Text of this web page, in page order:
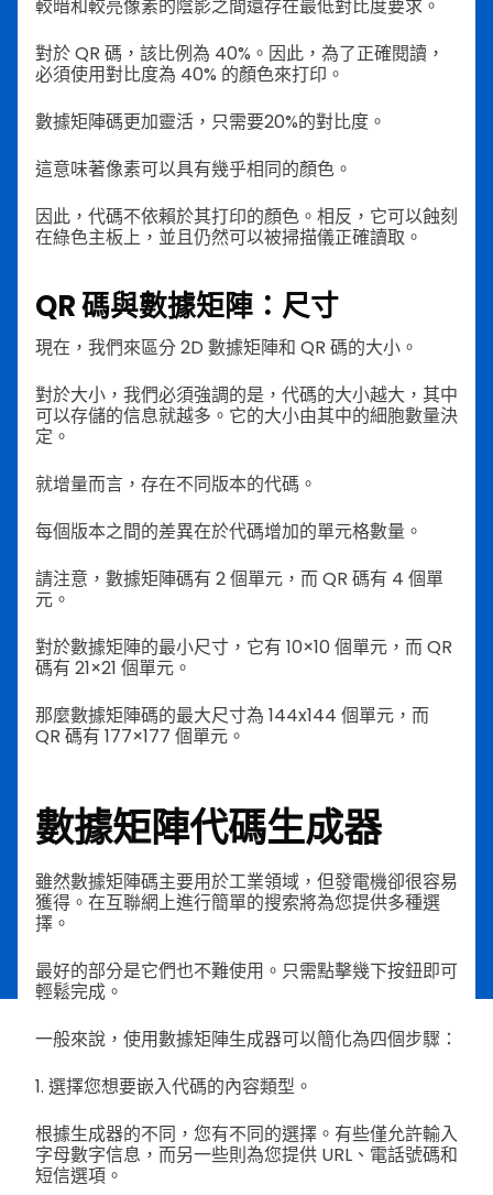
較暗和較亮像素的陰影之間還存在最低對比度要求。
對於 QR 碼，該比例為 40%。因此，為了正確閱讀，
必須使用對比度為 40% 的顏色來打印。
數據矩陣碼更加靈活，只需要20%的對比度。
這意味著像素可以具有幾乎相同的顏色。
因此，代碼不依賴於其打印的顏色。相反，它可以蝕刻
在綠色主板上，並且仍然可以被掃描儀正確讀取。
QR 碼與數據矩陣：尺寸
現在，我們來區分 2D 數據矩陣和 QR 碼的大小。
對於大小，我們必須強調的是，代碼的大小越大，其中
可以存儲的信息就越多。它的大小由其中的細胞數量決
定。
就增量而言，存在不同版本的代碼。
每個版本之間的差異在於代碼增加的單元格數量。
請注意，數據矩陣碼有 2 個單元，而 QR 碼有 4 個單
元。
對於數據矩陣的最小尺寸，它有 10×10 個單元，而 QR
碼有 21×21 個單元。
那麼數據矩陣碼的最大尺寸為 144x144 個單元，而
QR 碼有 177×177 個單元。
數據矩陣代碼生成器
雖然數據矩陣碼主要用於工業領域，但發電機卻很容易
獲得。在互聯網上進行簡單的搜索將為您提供多種選
擇。
最好的部分是它們也不難使用。只需點擊幾下按鈕即可
輕鬆完成。
一般來說，使用數據矩陣生成器可以簡化為四個步驟：
1. 選擇您想要嵌入代碼的內容類型。
根據生成器的不同，您有不同的選擇。有些僅允許輸入
字母數字信息，而另一些則為您提供 URL、電話號碼和
短信選項。